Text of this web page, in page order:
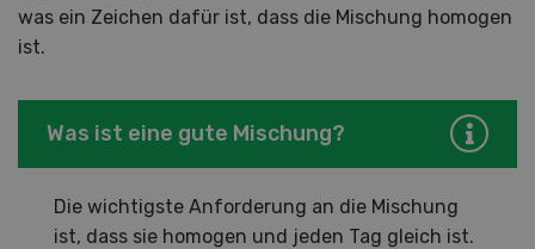
was ein Zeichen dafür ist, dass die Mischung homogen
ist.
Was ist eine gute Mischung?
Die wichtigste Anforderung an die Mischung
ist, dass sie homogen und jeden Tag gleich ist.